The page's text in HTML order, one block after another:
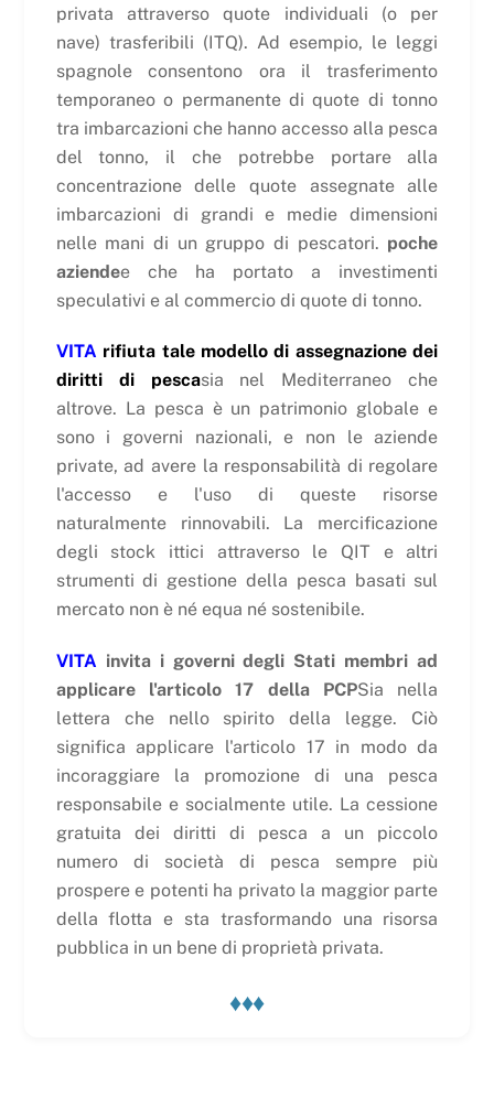
privata attraverso quote individuali (o per
nave) trasferibili (ITQ). Ad esempio, le leggi
spagnole consentono ora il trasferimento
temporaneo o permanente di quote di tonno
tra imbarcazioni che hanno accesso alla pesca
del tonno, il che potrebbe portare alla
concentrazione delle quote assegnate alle
imbarcazioni di grandi e medie dimensioni
nelle mani di un gruppo di pescatori. poche
aziendee che ha portato a investimenti
speculativi e al commercio di quote di tonno.
VITA rifiuta tale modello di assegnazione dei
diritti di pescasia nel Mediterraneo che
altrove. La pesca è un patrimonio globale e
sono i governi nazionali, e non le aziende
private, ad avere la responsabilità di regolare
l'accesso e l'uso di queste risorse
naturalmente rinnovabili. La mercificazione
degli stock ittici attraverso le QIT e altri
strumenti di gestione della pesca basati sul
mercato non è né equa né sostenibile.
VITA invita i governi degli Stati membri ad
applicare l'articolo 17 della PCPSia nella
lettera che nello spirito della legge. Ciò
significa applicare l'articolo 17 in modo da
incoraggiare la promozione di una pesca
responsabile e socialmente utile. La cessione
gratuita dei diritti di pesca a un piccolo
numero di società di pesca sempre più
prospere e potenti ha privato la maggior parte
della flotta e sta trasformando una risorsa
pubblica in un bene di proprietà privata.
♦♦♦